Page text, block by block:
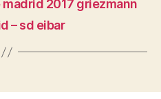
2017 griezmann
– sd eibar